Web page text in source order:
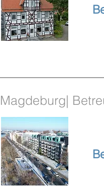
Magdeburg|
Magdeburg